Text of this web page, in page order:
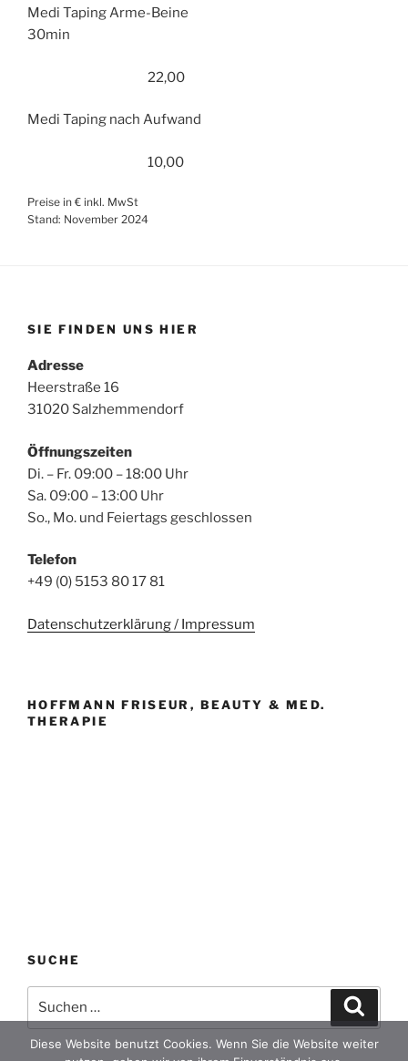
Medi Taping Arme-Beine
30min
22,00
Medi Taping nach Aufwand
10,00
Preise in € inkl. MwSt
Stand: November 2024
SIE FINDEN UNS HIER
Adresse
Heerstraße 16
31020 Salzhemmendorf
Öffnungszeiten
Di. – Fr. 09:00 – 18:00 Uhr
Sa. 09:00 – 13:00 Uhr
So., Mo. und Feiertags geschlossen
Telefon
+49 (0) 5153 80 17 81
Datenschutzerklärung / Impressum
HOFFMANN FRISEUR, BEAUTY & MED.
THERAPIE
SUCHE
nach:
Diese Website benutzt Cookies. Wenn Sie die Website weiter